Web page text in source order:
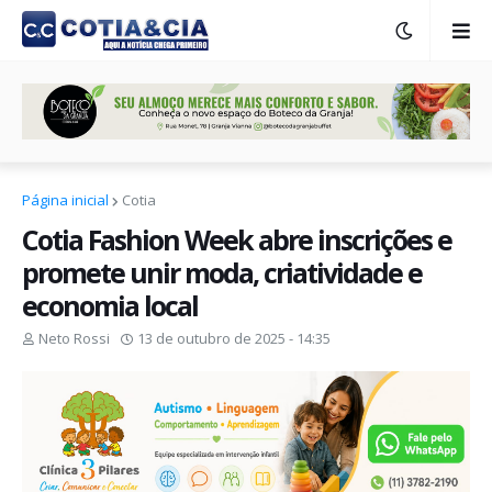
Página inicial Cotia
Cotia Fashion Week abre inscrições e
promete unir moda, criatividade e
economia local
Neto Rossi 13 de outubro de 2025 - 14:35